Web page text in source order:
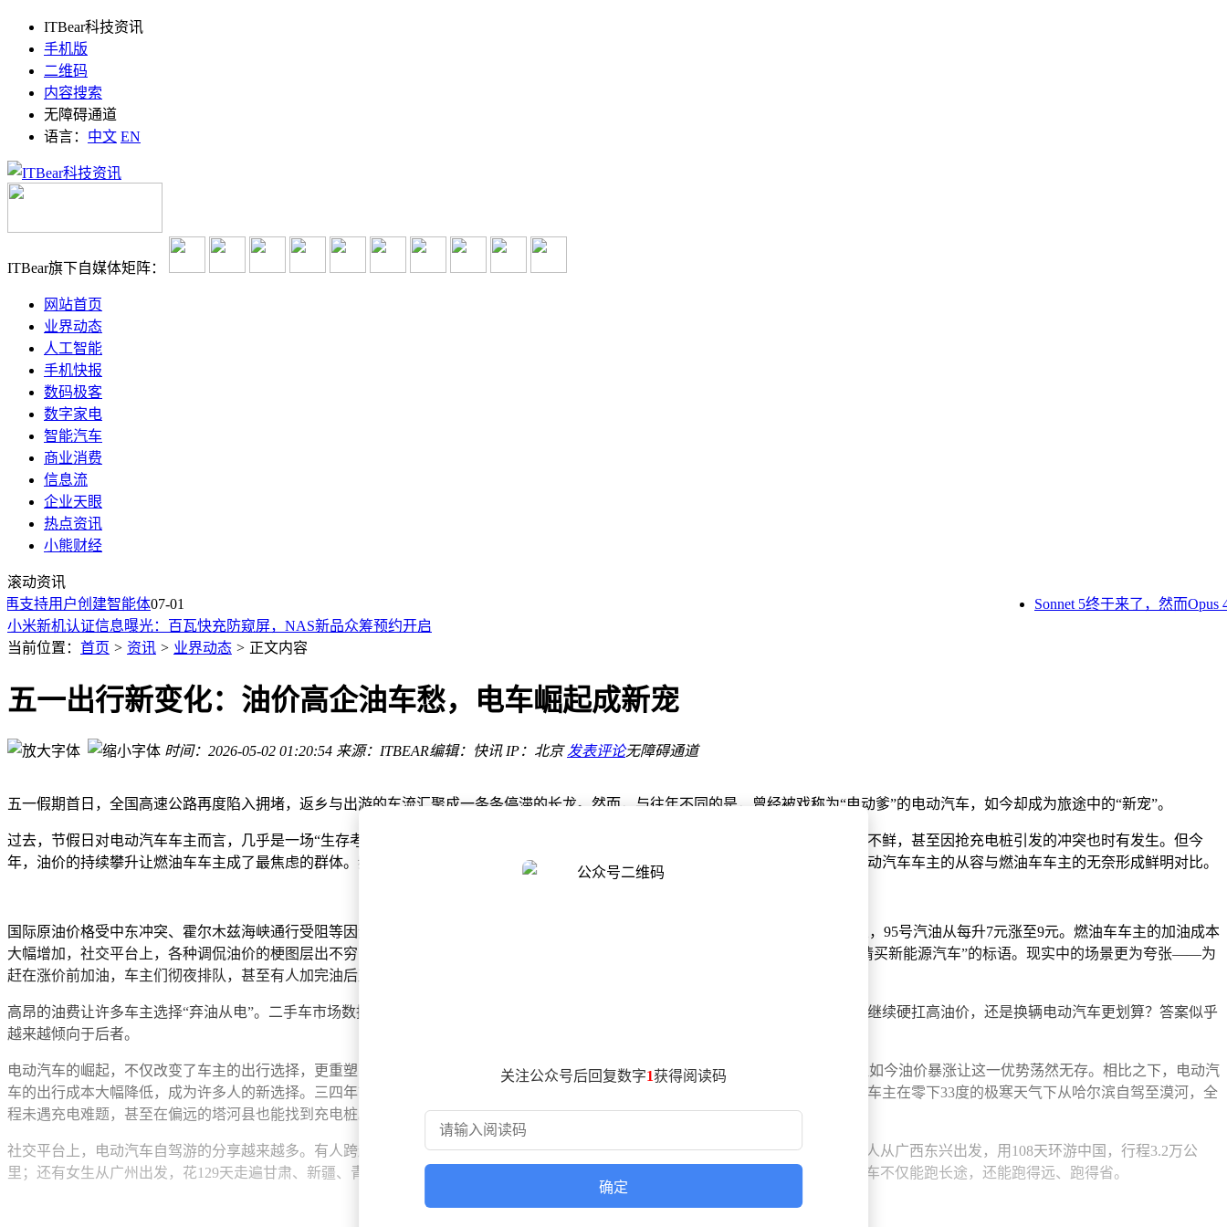
ITBear科技资讯
手机版
二维码
内容搜索
无障碍通道
语言： 中文 EN
ITBear旗下自媒体矩阵：
网站首页
业界动态
人工智能
手机快报
数码极客
数字家电
智能汽车
商业消费
信息流
企业天眼
热点资讯
小熊财经
滚动资讯
持用户创建智能体07-01 Sonnet 5终于来了，然而Opus
百度智能云与酱油对话：AIGC重塑内容生态，从效率竞争迈向生态共建
小红书内部启“达尔文”项目，脱产创业孵化，或为IPO上市增添新助力
小米新机认证信息曝光：百瓦快充防窥屏，NAS新品众筹预约开启
苹果iOS26.6beta3初体验：续航提升信号稳，果粉升级反馈佳
特斯拉Terafab迎首位高管：英特尔17年老将加盟助力芯片厂建设
吉利银河TT街头亮相，尺寸超小米SU7，578马力四驱+800V快充来袭
大众ID.4停产“接棒者”登场 纯电ID.途观谍照首现阿尔卑斯山区
像素风潮下的解压新宠：拼豆如何成为年轻人“情绪出口”与社交密码
百度智能云与酱油对话：AIGC重塑内容生态，从效率竞争迈向生态共建
当前位置： 首页 > 资讯 > 业界动态 > 正文内容
五一出行新变化：油价高企油车愁，电车崛起成新宠
时间：2026-05-02 01:20:54 来源：ITBEAR编辑：快讯 IP：北京 发表评论无障碍通道
五一假期首日，全国高速公路再度陷入拥堵，返乡与出游的车流汇聚成一条条停滞的长龙。然而，与往年不同的是，曾经被戏称为“电动爹”的电动汽车，如今却成为旅途中的“新宠”。
过去，节假日对电动汽车车主而言，几乎是一场“生存考验”。自驾游途中充电桩难寻、堵车时不敢开空调、服务区排队充电的场景屡见不鲜，甚至因抢充电桩引发的冲突也时有发生。但今
年，油价的持续攀升让燃油车车主成了最焦虑的群体。频繁启停的油耗、每踩一脚刹车都仿佛听见钱包“哭泣”的声音，社交平台上，电动汽车车主的从容与燃油车车主的无奈形成鲜明对比。
国际原油价格受中东冲突、霍尔木兹海峡通行受阻等因素影响一路飙升，国内油价随之水涨船高。据统计，近五个月油价至少上调六次，95号汽油从每升7元涨至9元。燃油车车主的加油成本
大幅增加，社交平台上，各种调侃油价的梗图层出不穷：宝马车主幻想汽车能“吃草”，油条价格因油价上涨而翻倍，加油站甚至打出“请买新能源汽车”的标语。现实中的场景更为夸张——为
赶在涨价前加油，车主们彻夜排队，甚至有人加完油后直接逃单，加油站因插队、抢位引发的冲突也时有发生。
高昂的油费让许多车主选择“弃油从电”。二手车市场数据显示，近期咨询卖油车、买电车的人明显增多。燃油车车主开始认真计算：是继续硬扛高油价，还是换辆电动汽车更划算？答案似乎
越来越倾向于后者。
电动汽车的崛起，不仅改变了车主的出行选择，更重塑了自驾游的格局。过去，燃油车因自驾游成本低、灵活性高而占据主导地位，但如今油价暴涨让这一优势荡然无存。相比之下，电动汽
车的出行成本大幅降低，成为许多人的新选择。三四年前，开电动汽车自驾西藏或漠河还被视为“疯狂之举”，如今却已成为常态。一位车主在零下33度的极寒天气下从哈尔滨自驾至漠河，全
程未遇充电难题，甚至在偏远的塔河县也能找到充电桩。他感慨：“纯电闯漠河，完全可行。”
社交平台上，电动汽车自驾游的分享越来越多。有人跨越1.2万公里，带着宠物穿越318国道、新都桥，最终目睹藏羚羊在高原飞奔；有人从广西东兴出发，用108天环游中国，行程3.2万公
里；还有女生从广州出发，花129天走遍甘肃、新疆、青海等地，全程2.5万公里，充电费用仅3868元。这些经历让更多人相信：电动汽车不仅能跑长途，还能跑得远、跑得省。
关注公众号后回复数字1获得阅读码
确定